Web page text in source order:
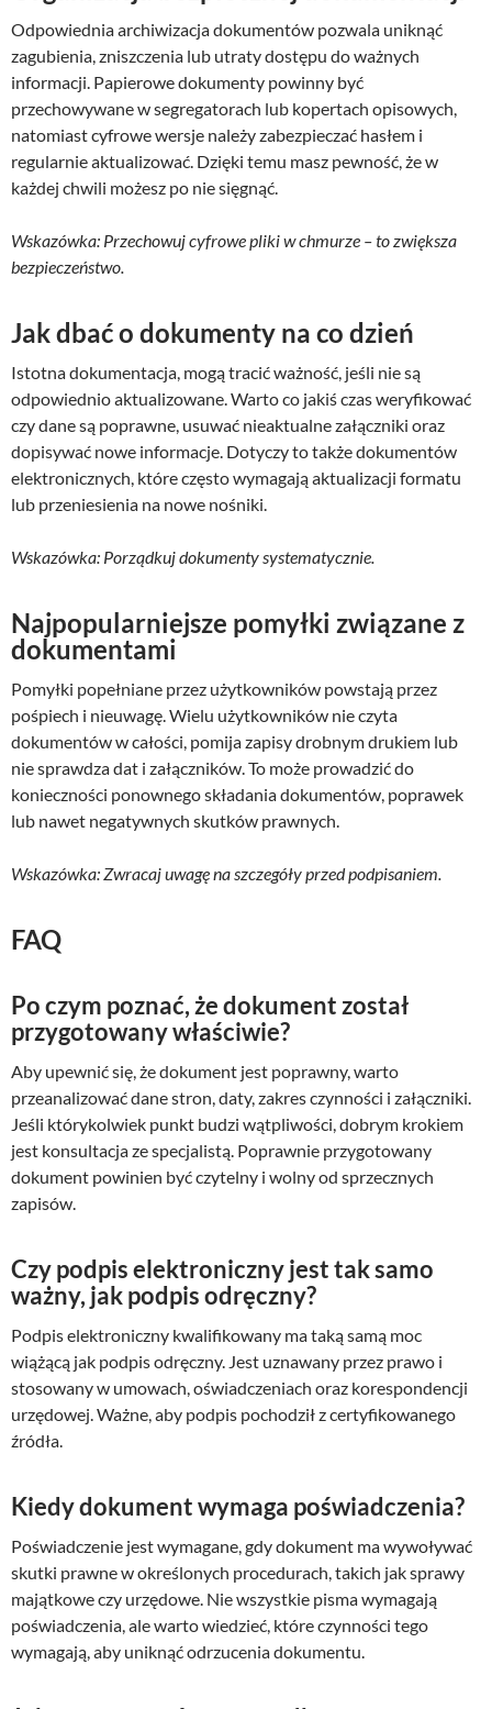
Odpowiednia archiwizacja dokumentów pozwala uniknąć
zagubienia, zniszczenia lub utraty dostępu do ważnych
informacji. Papierowe dokumenty powinny być
przechowywane w segregatorach lub kopertach opisowych,
natomiast cyfrowe wersje należy zabezpieczać hasłem i
regularnie aktualizować. Dzięki temu masz pewność, że w
każdej chwili możesz po nie sięgnąć.
Wskazówka: Przechowuj cyfrowe pliki w chmurze – to zwiększa
bezpieczeństwo.
Jak dbać o dokumenty na co dzień
Istotna dokumentacja, mogą tracić ważność, jeśli nie są
odpowiednio aktualizowane. Warto co jakiś czas weryfikować
czy dane są poprawne, usuwać nieaktualne załączniki oraz
dopisywać nowe informacje. Dotyczy to także dokumentów
elektronicznych, które często wymagają aktualizacji formatu
lub przeniesienia na nowe nośniki.
Wskazówka: Porządkuj dokumenty systematycznie.
Najpopularniejsze pomyłki związane z
dokumentami
Pomyłki popełniane przez użytkowników powstają przez
pośpiech i nieuwagę. Wielu użytkowników nie czyta
dokumentów w całości, pomija zapisy drobnym drukiem lub
nie sprawdza dat i załączników. To może prowadzić do
konieczności ponownego składania dokumentów, poprawek
lub nawet negatywnych skutków prawnych.
Wskazówka: Zwracaj uwagę na szczegóły przed podpisaniem.
FAQ
Po czym poznać, że dokument został
przygotowany właściwie?
Aby upewnić się, że dokument jest poprawny, warto
przeanalizować dane stron, daty, zakres czynności i załączniki.
Jeśli którykolwiek punkt budzi wątpliwości, dobrym krokiem
jest konsultacja ze specjalistą. Poprawnie przygotowany
dokument powinien być czytelny i wolny od sprzecznych
zapisów.
Czy podpis elektroniczny jest tak samo
ważny, jak podpis odręczny?
Podpis elektroniczny kwalifikowany ma taką samą moc
wiążącą jak podpis odręczny. Jest uznawany przez prawo i
stosowany w umowach, oświadczeniach oraz korespondencji
urzędowej. Ważne, aby podpis pochodził z certyfikowanego
źródła.
Kiedy dokument wymaga poświadczenia?
Poświadczenie jest wymagane, gdy dokument ma wywoływać
skutki prawne w określonych procedurach, takich jak sprawy
majątkowe czy urzędowe. Nie wszystkie pisma wymagają
poświadczenia, ale warto wiedzieć, które czynności tego
wymagają, aby uniknąć odrzucenia dokumentu.